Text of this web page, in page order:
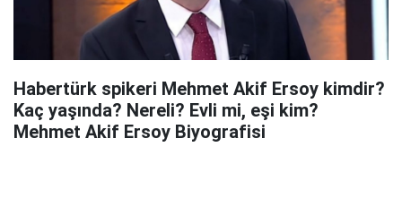
Habertürk spikeri Mehmet Akif Ersoy kimdir?
Kaç yaşında? Nereli? Evli mi, eşi kim?
Mehmet Akif Ersoy Biyografisi